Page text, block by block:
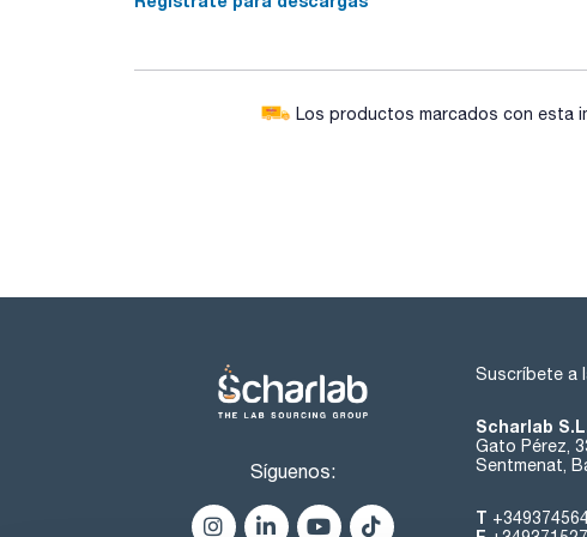
Los productos marcados con esta
Síguenos:
Suscríbete a
Scharlab
Gato Pérez,
Sentmenat,
T